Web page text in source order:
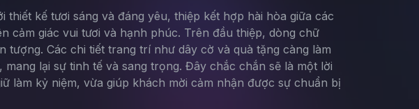
kế tươi sáng và đáng yêu, thiệp kết hợp hài hòa giữa các
cảm giác vui tươi và hạnh phúc. Trên đầu thiệp, dòng chữ
Các chi tiết trang trí như dây cờ và quà tặng càng làm
lại sự tinh tế và sang trọng. Đây chắc chắn sẽ là một lời
làm kỷ niệm, vừa giúp khách mời cảm nhận được sự chuẩn bị